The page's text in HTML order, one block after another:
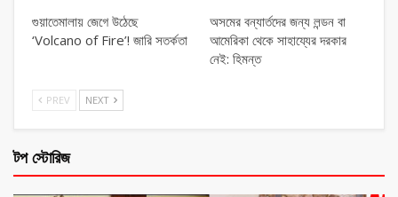
গুয়াতেমালায় জেগে উঠেছে
‘Volcano of Fire’! জারি সতর্কতা
অসমের বন্যার্তদের জন্য লন্ডন বা
আমেরিকা থেকে সাহায্যের দরকার
নেই: হিমন্ত
PREV NEXT
টপ স্টোরিজ